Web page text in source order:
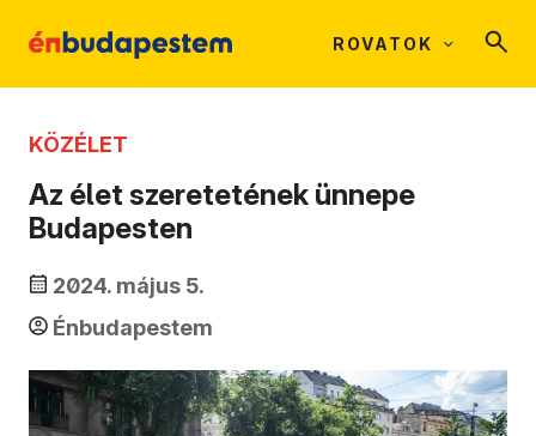
ROVATOK
KÖZÉLET
Az élet szeretetének ünnepe
Budapesten
2024. május 5.
Énbudapestem